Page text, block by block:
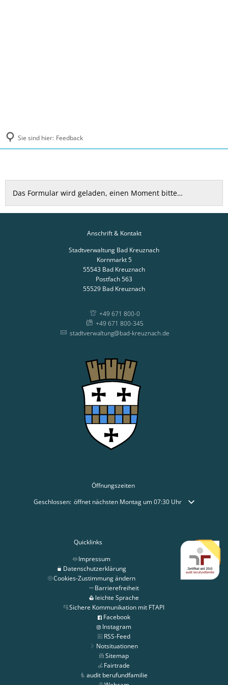
Sie sind hier: Feedback
Feedback
Das Formular wird geladen, einen Moment bitte…
Anschrift & Kontakt
Stadtverwaltung Bad Kreuznach
Kornmarkt 5
55543 Bad Kreuznach
Postfach 563
55529 Bad Kreuznach
+49 671 800-0
+49 671 800-345
stadtverwaltung@bad-kreuznach.de
Öffnungszeiten
Klicken, um weitere Öffnungs- oder Schließzeiten auszublenden
Geschlossen: öffnet nächsten Montag um 07:30 Uhr
Quicklinks
Impressum
Datenschutzerklärung
Cookies-Zustimmung ändern
Barrierefreiheit
leichte Sprache
Sichere Kommunikation mit FTAPI
Facebook
Instagram
RSS-Feed
Notsituationen
Sitemap
Fairtrade
audit berufundfamilie